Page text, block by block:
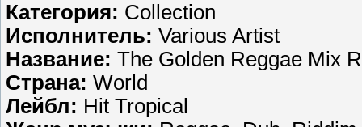
Категория: Collection
Исполнитель: Various Artist
Название: The Golden Reggae Mix
Страна: World
Лейбл: Hit Tropical